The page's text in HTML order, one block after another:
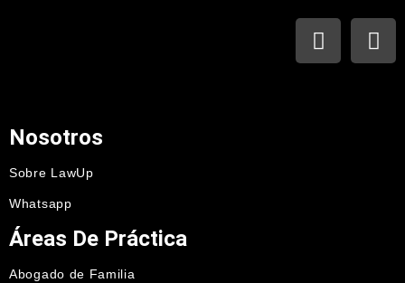
Nosotros
Sobre LawUp
Whatsapp
Áreas De Práctica
Abogado de Familia